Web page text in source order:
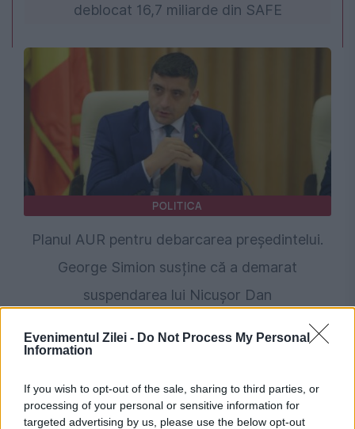
Evenimentul Zilei - Do Not Process My Personal
Information
If you wish to opt-out of the sale, sharing to third parties, or
processing of your personal or sensitive information for
targeted advertising by us, please use the below opt-out
deblocat 16,7 miliarde din SAFE
POLITICA
Planul AUR pentru debarcarea președintelui.
George Simion susține că a demarat
suspendarea lui Nicușor Dan